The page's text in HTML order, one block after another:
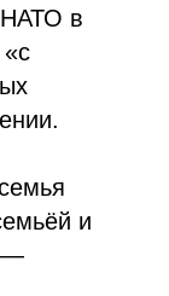
НАТО в
и
—